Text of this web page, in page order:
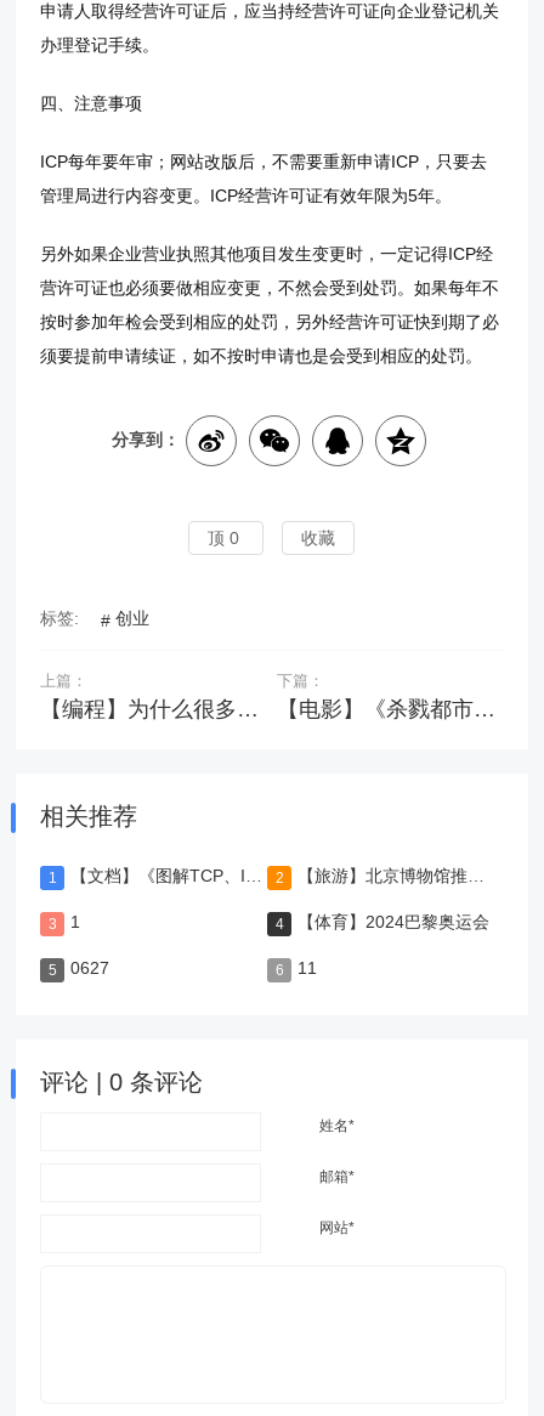
申请人取得经营许可证后，应当持经营许可证向企业登记机关
办理登记手续。
四、注意事项
ICP每年要年审；网站改版后，不需要重新申请ICP，只要去
管理局进行内容变更。ICP经营许可证有效年限为5年。
另外如果企业营业执照其他项目发生变更时，一定记得ICP经
营许可证也必须要做相应变更，不然会受到处罚。如果每年不
按时参加年检会受到相应的处罚，另外经营许可证快到期了必
须要提前申请续证，如不按时申请也是会受到相应的处罚。
分享到：
顶 0 收藏
标签: 创业
上篇：
【编程】为什么很多硅谷工程师偏爱 OS X，而不是 Linux 或 Windows？
下篇：
【电影】《杀戮都市：O》
相关推荐
【文档】《图解TCP、IP》-第5版 【旅游】北京博物馆推荐，值得一去
1 【体育】2024巴黎奥运会
0627 11
评论 | 0 条评论
姓名*
邮箱*
网站*